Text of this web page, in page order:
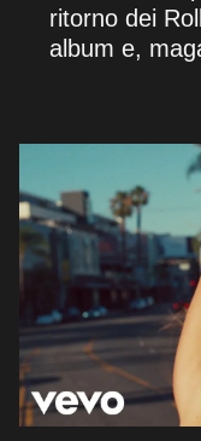
ritorno dei
album e,